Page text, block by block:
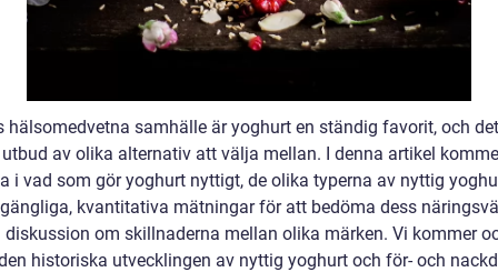
hälsomedvetna samhälle är yoghurt en ständig favorit, och
av olika alternativ att välja mellan. I denna artikel
i vad som gör yoghurt nyttigt, de olika typerna av nyttig
kvantitativa mätningar för att bedöma dess
diskussion om skillnaderna mellan olika märken. Vi kommer
historiska utvecklingen av nyttig yoghurt och för- och